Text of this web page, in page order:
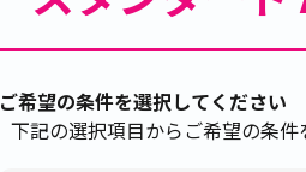
ご希望の条件を選択してください
下記の選択項目からご希望の条